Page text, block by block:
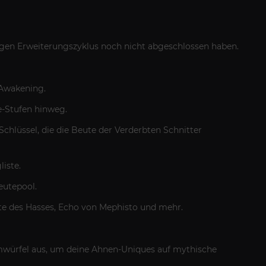
Erweiterungszyklus noch nicht abgeschlossen haben.
Stufen hinweg.
die die Beute der Verderbten Schnitter
des Hasses, Echo von Mephisto und mehr.
aus, um deine Ahnen-Uniques auf mythische